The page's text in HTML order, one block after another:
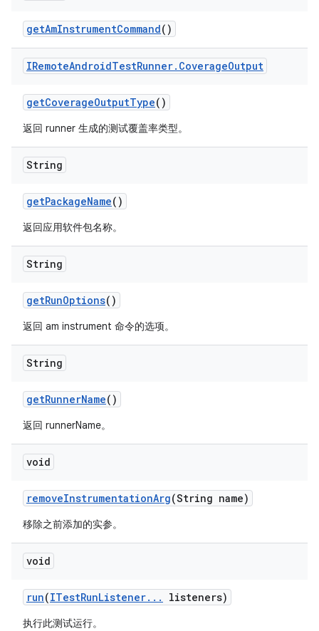
getAmInstrumentCommand()
IRemoteAndroidTestRunner. CoverageOutput
getCoverageOutputType()
返回 runner 生成的测试覆盖率类型。
String
getPackageName()
返回应用软件包名称。
String
getRunOptions()
返回 am instrument 命令的选项。
String
getRunnerName()
返回 runnerName。
void
removeInstrumentationArg(String name)
移除之前添加的实参。
void
run(ITestRunListener. . . listeners)
执行此测试运行。